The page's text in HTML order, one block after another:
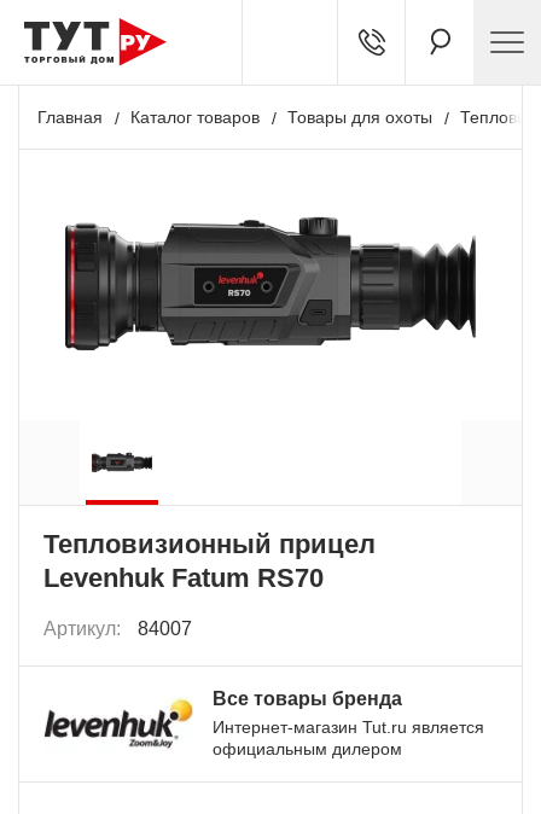
Главная Каталог товаров Товары для охоты
Тепловизионный прицел
Levenhuk Fatum RS70
Артикул: 84007
Все товары бренда
Интернет-магазин Tut.ru является
официальным дилером